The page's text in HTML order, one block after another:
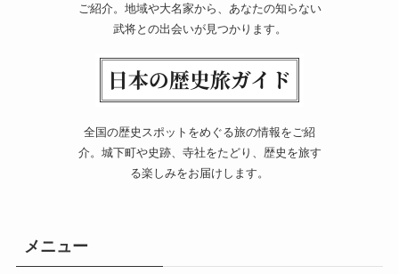
ご紹介。地域や大名家から、あなたの知らない
武将との出会いが見つかります。
全国の歴史スポットをめぐる旅の情報をご紹
介。城下町や史跡、寺社をたどり、歴史を旅す
る楽しみをお届けします。
メニュー